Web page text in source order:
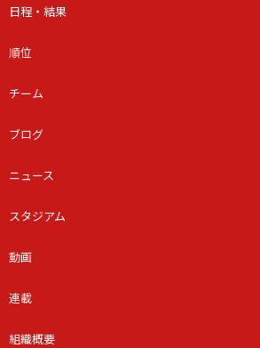
日程・結果
順位
チーム
ブログ
ニュース
スタジアム
動画
連載
組織概要